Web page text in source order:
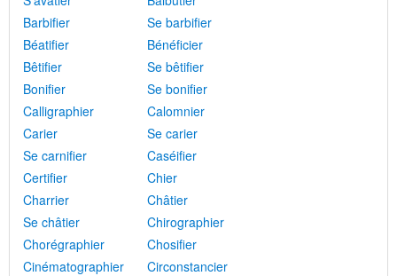
Barbifier
Se barbifier
Béatifier
Bénéficier
Bêtifier
Se bêtifier
Bonifier
Se bonifier
Calligraphier
Calomnier
Carier
Se carier
Se carnifier
Caséifier
Certifier
Chier
Charrier
Châtier
Se châtier
Chirographier
Chorégraphier
Chosifier
Cinématographier
Circonstancier